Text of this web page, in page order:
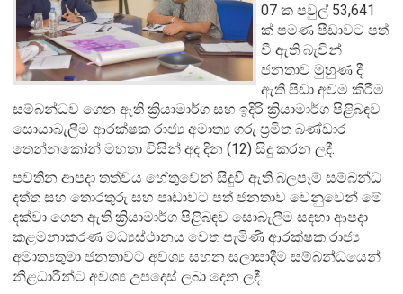
07 ක පවුල් 53,641
ක් පමණ පීඩාවට පත්
වී ඇති බැවින්
ජනතාව මුහුණ දී
ඇති පිඩා අවම කිරීම
සම්බන්ධව ගෙන ඇති ක්‍රියාමාර්ග සහ ඉදිරි ක්‍රියාමාර්ග පිළිබඳව
සොයාබැලීම ආරක්ෂක රාජ්‍ය අමාත්‍ය ගරු ප්‍රමිත බණ්ඩාර
තෙන්නකෝන් මහතා විසින් අද දින (12) සිදු කරන ලදී.
පවතින ආපදා තත්වය හේතුවෙන් සිදුවී ඇති බලපෑම් සම්බන්ධ
දත්ත සහ තොරතුරු සහ පෘඩාවට පත් ජනතාව වෙනුවෙන් මේ
දක්වා ගෙන ඇති ක්‍රියාමාර්ග පිළිබඳව සොබැලීම සදහා ආපදා
කළමනාකරණ මධ්‍යස්ථානය වෙත පැමිණි ආරක්ෂක රාජ්‍ය
අමාත්‍යතුමා ජනතාවට අවශ්‍ය සහන සලාසාදීම සම්බන්ධයෙන්
නිළධාරීන්ට අවශ්‍ය උපදෙස් ලබා දෙන ලදී.